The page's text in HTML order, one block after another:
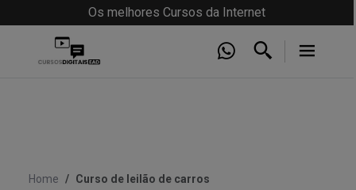
Os melhores Cursos da Internet
Home Curso de leilão de carros